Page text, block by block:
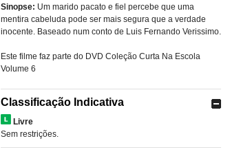
Sinopse: Um marido pacato e fiel percebe que uma
mentira cabeluda pode ser mais segura que a verdade
inocente. Baseado num conto de Luis Fernando Verissimo.
Este filme faz parte do DVD Coleção Curta Na Escola
Volume 6
Classificação Indicativa
Livre
Sem restrições.